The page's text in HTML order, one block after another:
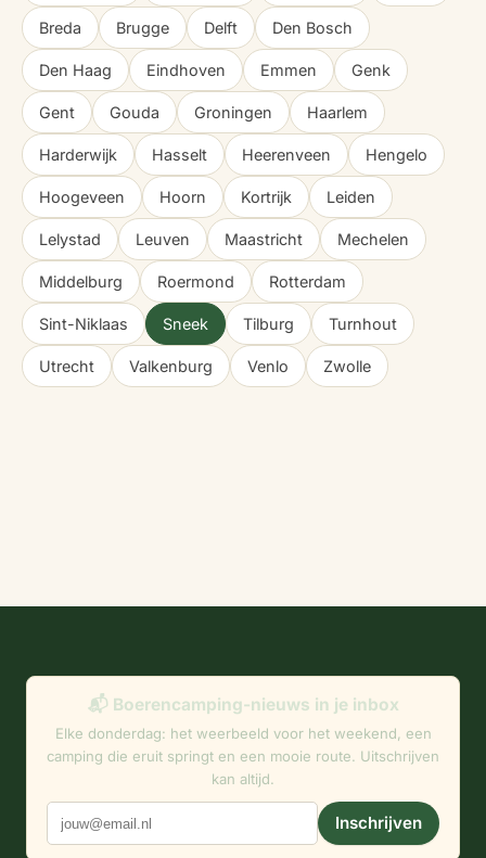
Breda Brugge Delft Den Bosch
Den Haag Eindhoven Emmen Genk
Gent Gouda Groningen Haarlem
Harderwijk Hasselt Heerenveen Hengelo
Hoogeveen Hoorn Kortrijk Leiden
Lelystad Leuven Maastricht Mechelen
Middelburg Roermond Rotterdam
Sint-Niklaas Sneek Tilburg Turnhout
Utrecht Valkenburg Venlo Zwolle
📬 Boerencamping-nieuws in je inbox
Elke donderdag: het weerbeeld voor het weekend, een
camping die eruit springt en een mooie route. Uitschrijven
kan altijd.
Inschrijven